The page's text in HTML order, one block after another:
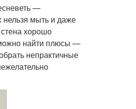
—
мыть и даже
хорошо
найти плюсы —
непрактичные